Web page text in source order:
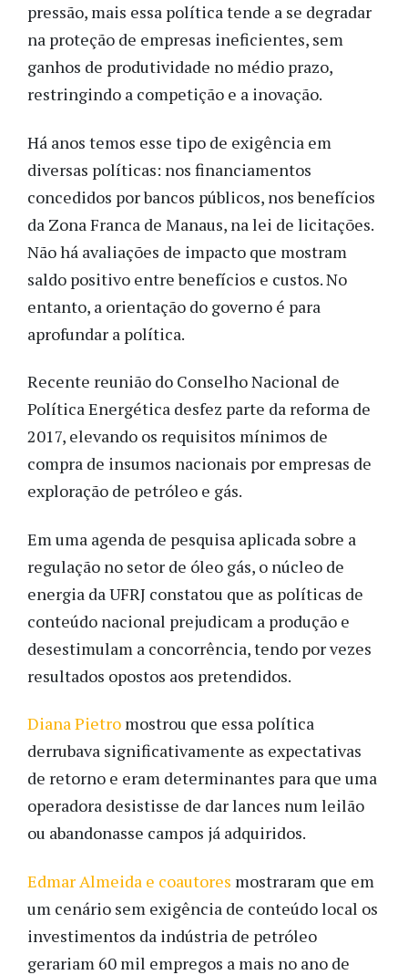
pressão, mais essa política tende a se degradar
na proteção de empresas ineficientes, sem
ganhos de produtividade no médio prazo,
restringindo a competição e a inovação.
Há anos temos esse tipo de exigência em
diversas políticas: nos financiamentos
concedidos por bancos públicos, nos benefícios
da Zona Franca de Manaus, na lei de licitações.
Não há avaliações de impacto que mostram
saldo positivo entre benefícios e custos. No
entanto, a orientação do governo é para
aprofundar a política.
Recente reunião do Conselho Nacional de
Política Energética desfez parte da reforma de
2017, elevando os requisitos mínimos de
compra de insumos nacionais por empresas de
exploração de petróleo e gás.
Em uma agenda de pesquisa aplicada sobre a
regulação no setor de óleo gás, o núcleo de
energia da UFRJ constatou que as políticas de
conteúdo nacional prejudicam a produção e
desestimulam a concorrência, tendo por vezes
resultados opostos aos pretendidos.
Diana Pietro mostrou que essa política
derrubava significativamente as expectativas
de retorno e eram determinantes para que uma
operadora desistisse de dar lances num leilão
ou abandonasse campos já adquiridos.
Edmar Almeida e coautores mostraram que em
um cenário sem exigência de conteúdo local os
investimentos da indústria de petróleo
gerariam 60 mil empregos a mais no ano de